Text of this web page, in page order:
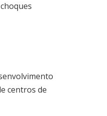
centros de